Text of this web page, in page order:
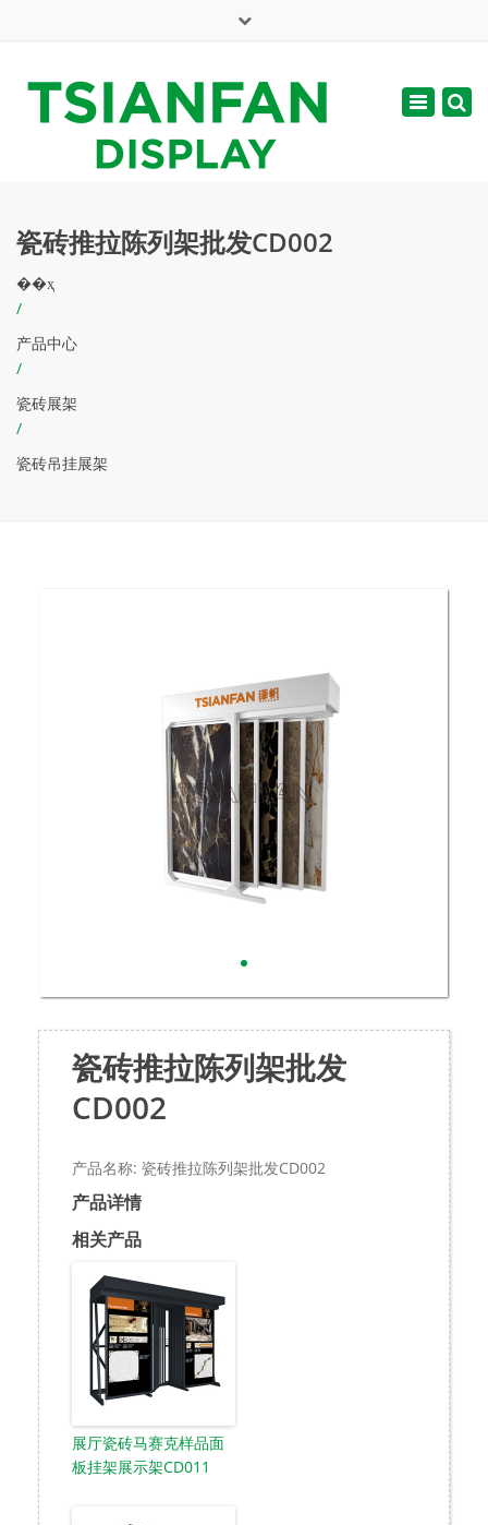
周一 - 周六: 7:00 - 17:00
Toggle
瓷砖推拉陈列架批发CD002
��ҳ
/
产品中心
/
瓷砖展架
/
瓷砖吊挂展架
瓷砖推拉陈列架批发
CD002
产品名称: 瓷砖推拉陈列架批发CD002
产品详情
相关产品
展厅瓷砖马赛克样品面
板挂架展示架CD011